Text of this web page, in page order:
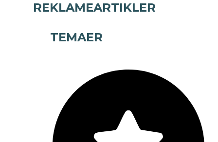
REKLAMEARTIKLER
TEMAER